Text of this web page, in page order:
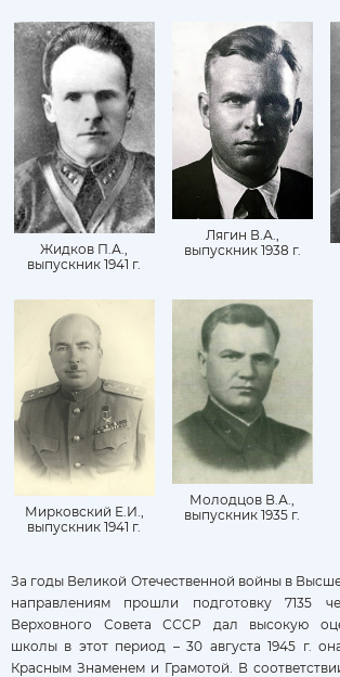
Жидков П.А.,
выпускник 1941 г.
Лягин В.А.,
выпускник 1938 г.
Мирковский Е.И.,
выпускник 1941 г.
Молодцов В.А.,
выпускник 1935 г.
За годы Великой Отечественной войны в
направлениям прошли подготовку 7135
Верховного Совета СССР дал высокую
школы в этот период – 30 августа 1945 г.
Красным Знаменем и Грамотой. В